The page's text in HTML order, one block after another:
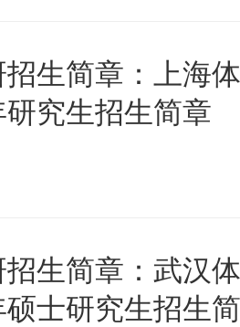
招生简章：上海
研究生招生简章
招生简章：武汉
硕士研究生招生